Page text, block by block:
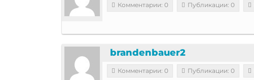
Комментарии: 0 Публикации: 0
brandenbauer2
Комментарии: 0 Публикации: 0